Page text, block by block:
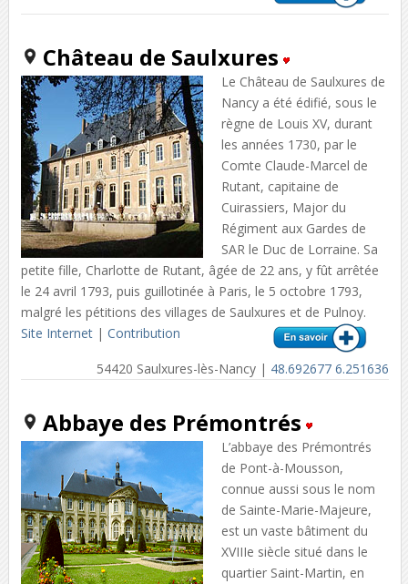
Château de Saulxures
Le Château de Saulxures de
Nancy a été édifié, sous le
règne de Louis XV, durant
les années 1730, par le
Comte Claude-Marcel de
Rutant, capitaine de
Cuirassiers, Major du
Régiment aux Gardes de
SAR le Duc de Lorraine. Sa
petite fille, Charlotte de Rutant, âgée de 22 ans, y fût arrêtée
le 24 avril 1793, puis guillotinée à Paris, le 5 octobre 1793,
malgré les pétitions des villages de Saulxures et de Pulnoy.
Site Internet| Contribution
54420 Saulxures-lès-Nancy | 48.692677 6.251636
Abbaye des Prémontrés
L’abbaye des Prémontrés
de Pont-à-Mousson,
connue aussi sous le nom
de Sainte-Marie-Majeure,
est un vaste bâtiment du
XVIIIe siècle situé dans le
quartier Saint-Martin, en